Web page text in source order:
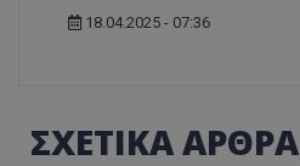
18.04.2025 - 07:36
ΣΧΕΤΙΚΑ ΑΡΘΡΑ